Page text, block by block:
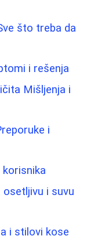
što treba da
i rešenja
Mišljenja i
i
i suvu
i stilovi kose